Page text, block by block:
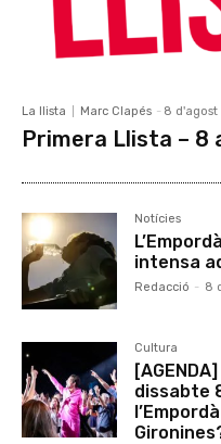
La llista Marc Clapés - 8
Primera Llista – 8
Notícies
intensa
Redacció - 8
Cultura
dissabte